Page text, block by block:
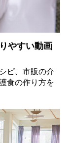
やすい動画
ピ、市販の介
食の作り方を